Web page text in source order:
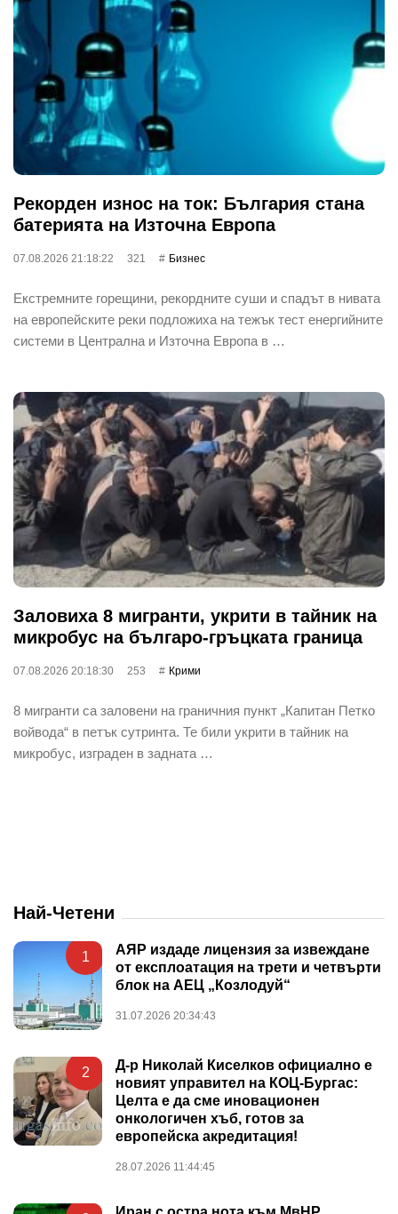
Рекорден износ на ток: България стана
батерията на Източна Европа
07.08.2026 21:18:22 321 Бизнес
Екстремните горещини, рекордните суши и спадът в нивата
на европейските реки подложиха на тежък тест енергийните
системи в Централна и Източна Европа в …
Заловиха 8 мигранти, укрити в тайник на
микробус на българо-гръцката граница
07.08.2026 20:18:30 253 Крими
8 мигранти са заловени на граничния пункт „Капитан Петко
войвода“ в петък сутринта. Те били укрити в тайник на
микробус, изграден в задната …
Най-Четени
1
АЯР издаде лицензия за извеждане
от експлоатация на трети и четвърти
блок на АЕЦ „Козлодуй“
31.07.2026 20:34:43
2
Д-р Николай Киселков официално е
новият управител на КОЦ-Бургас:
Целта е да сме иновационен
онкологичен хъб, готов за
европейска акредитация!
28.07.2026 11:44:45